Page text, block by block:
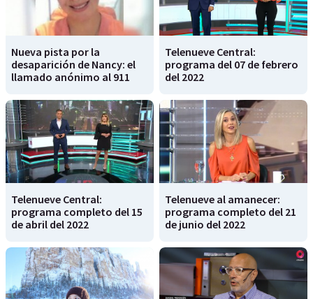
Nueva pista por la
desaparición de Nancy: el
llamado anónimo al 911
Telenueve Central:
programa del 07 de febrero
del 2022
Telenueve Central:
programa completo del 15
de abril del 2022
Telenueve al amanecer:
programa completo del 21
de junio del 2022